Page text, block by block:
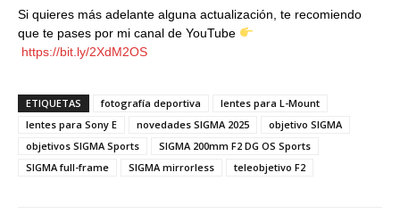
Si quieres más adelante alguna actualización, te recomiendo
que te pases por mi canal de YouTube
https://bit.ly/2XdM2OS
ETIQUETAS fotografía deportiva
lentes para L-Mount
lentes para Sony E
novedades SIGMA 2025
objetivo SIGMA
objetivos SIGMA Sports
SIGMA 200mm F2 DG OS Sports
SIGMA full-frame
SIGMA mirrorless teleobjetivo F2